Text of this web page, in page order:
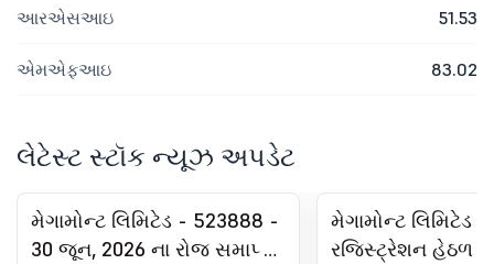
આરએસઆઇ 51.53
એમએફઆઇ 83.02
લેટેસ્ટ સ્ટૉક ન્યૂઝ અપડેટ
મેગામોન્ટ લિમિટેડ - 523888 -
30 જૂન, 2026 ના રોજ સમાપ્ત
મેગામોન્ટ લિમિટેડ
રજિસ્ટ્રેશન હેઠળ